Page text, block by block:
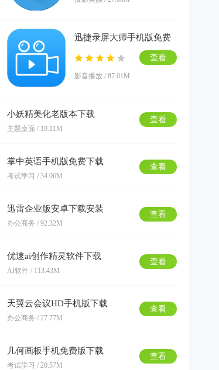
迅捷录屏大师手机版免费
下载
影音播放 / 87.01M
查看
小妖精美化老版本下载
主题桌面 / 19.11M
查看
掌中英语手机版免费下载
考试学习 / 34.06M
查看
迅雷企业版安卓下载安装
办公商务 / 92.32M
查看
优速ai创作精灵软件下载
AI软件 / 113.43M
查看
天翼云会议HD手机版下载
办公商务 / 27.77M
查看
几何画板手机免费版下载
考试学习 / 20.57M
查看